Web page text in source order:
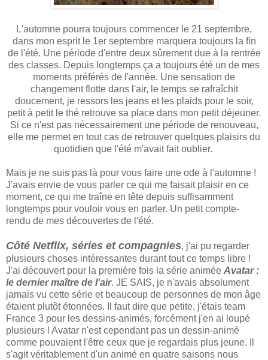
L'automne pourra toujours commencer le 21 septembre,
dans mon esprit le 1er septembre marquera toujours la fin
de l'été. Une période d'entre deux sûrement due à la rentrée
des classes. Depuis longtemps ça a toujours été un de mes
moments préférés de l'année. Une sensation de
changement flotte dans l'air, le temps se rafraîchit
doucement, je ressors les jeans et les plaids pour le soir,
petit à petit le thé retrouve sa place dans mon petit déjeuner.
Si ce n'est pas nécessairement une période de renouveau,
elle me permet en tout cas de retrouver quelques plaisirs du
quotidien que l'été m'avait fait oublier.
Mais je ne suis pas là pour vous faire une ode à l'automne !
J'avais envie de vous parler ce qui me faisait plaisir en ce
moment, ce qui me traîne en tête depuis suffisamment
longtemps pour vouloir vous en parler. Un petit compte-
rendu de mes découvertes de l'été.
Côté Netflix, séries et compagnies, j'ai pu regarder
plusieurs choses intéressantes durant tout ce temps libre !
J'ai découvert pour la première fois la série animée Avatar :
le dernier maître de l'air. JE SAIS, je n'avais absolument
jamais vu cette série et beaucoup de personnes de mon âge
étaient plutôt étonnées. Il faut dire que petite, j'étais team
France 3 pour les dessins-animés, forcément j'en ai loupé
plusieurs ! Avatar n'est cependant pas un dessin-animé
comme pouvaient l'être ceux que je regardais plus jeune. Il
s'agit véritablement d'un animé en quatre saisons nous